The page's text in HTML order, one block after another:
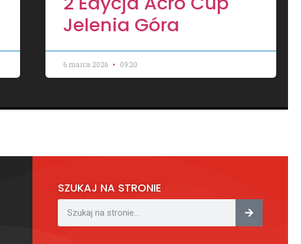
Jelenia Góra
6 marca 2026 09:20
SZUKAJ NA STRONIE